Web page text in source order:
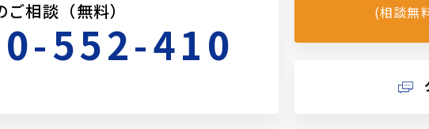
相談（無料）
552-410
(相談無